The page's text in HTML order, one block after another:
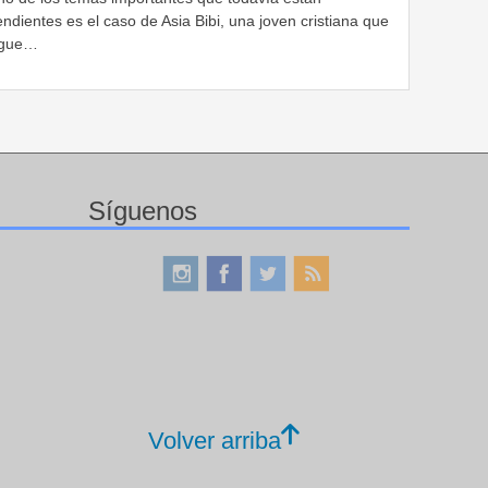
es el caso de Asia Bibi, una joven cristiana que
Síguenos
Volver arriba